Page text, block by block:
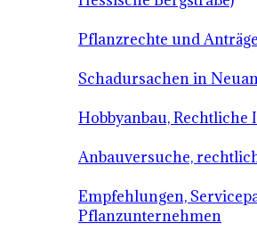
Pflanzrechte und Anträge
Schadursachen in
Hobbyanbau, Rechtliche
Anbauversuche,
Empfehlungen,
Pflanzunternehmen